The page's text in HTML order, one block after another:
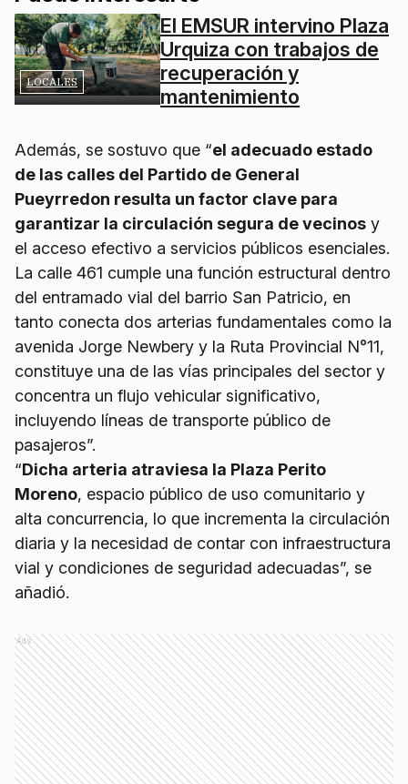
LOCALES
El EMSUR intervino Plaza
Urquiza con trabajos de
recuperación y
mantenimiento
Además, se sostuvo que “el adecuado estado
de las calles del Partido de General
Pueyrredon resulta un factor clave para
garantizar la circulación segura de vecinos y
el acceso efectivo a servicios públicos esenciales.
La calle 461 cumple una función estructural dentro
del entramado vial del barrio San Patricio, en
tanto conecta dos arterias fundamentales como la
avenida Jorge Newbery y la Ruta Provincial N°11,
constituye una de las vías principales del sector y
concentra un flujo vehicular significativo,
incluyendo líneas de transporte público de
pasajeros”.
“Dicha arteria atraviesa la Plaza Perito
Moreno, espacio público de uso comunitario y
alta concurrencia, lo que incrementa la circulación
diaria y la necesidad de contar con infraestructura
vial y condiciones de seguridad adecuadas”, se
añadió.
Ads